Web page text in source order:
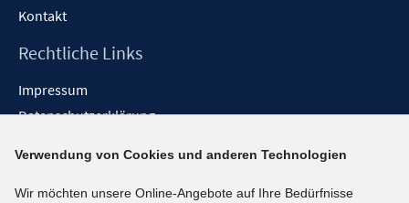
Kontakt
Rechtliche Links
Impressum
Datenschutzerklärung
Barrieren melden
Verwendung von Cookies und anderen Technologien
Wir möchten unsere Online-Angebote auf Ihre Bedürfnisse